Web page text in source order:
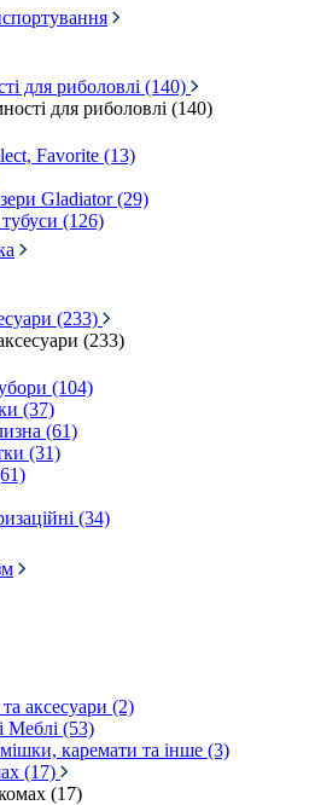
для риболовлі (140)
для риболовлі (140)
Favorite (13)
Gladiator (29)
(126)
(233)
(233)
(104)
(37)
(61)
(31)
(34)
аксесуари (2)
Меблі (53)
каремати та інше (3)
(17)
(17)